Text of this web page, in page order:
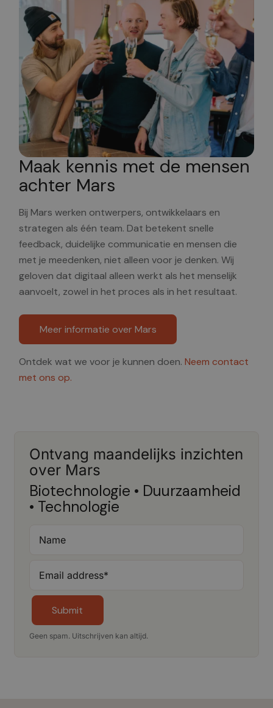
Maak kennis met de mensen
achter Mars
Bij Mars werken ontwerpers, ontwikkelaars en
strategen als één team. Dat betekent snelle
feedback, duidelijke communicatie en mensen die
met je meedenken, niet alleen voor je denken. Wij
geloven dat digitaal alleen werkt als het menselijk
aanvoelt, zowel in het proces als in het resultaat.
Meer informatie over Mars
Ontdek wat we voor je kunnen doen.Neem contact
met ons op.
Ontvang maandelijks inzichten
over Mars
Biotechnologie • Duurzaamheid
• Technologie
Name
Email address*
Submit
Geen spam. Uitschrijven kan altijd.